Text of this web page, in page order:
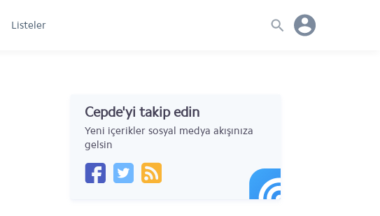
Listeler
Cepde'yi takip edin
Yeni içerikler sosyal medya akışınıza
gelsin